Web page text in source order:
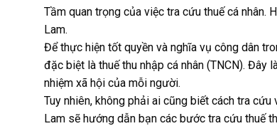
Tầm quan trọng của việc tra cứu thuế cá nhân.
Lam.
Để thực hiện tốt quyền và nghĩa vụ công dân
đặc biệt là thuế thu nhập cá nhân (TNCN). Đây
nhiệm xã hội của mỗi người.
Tuy nhiên, không phải ai cũng biết cách tra cứu
Lam sẽ hướng dẫn bạn các bước tra cứu thuế